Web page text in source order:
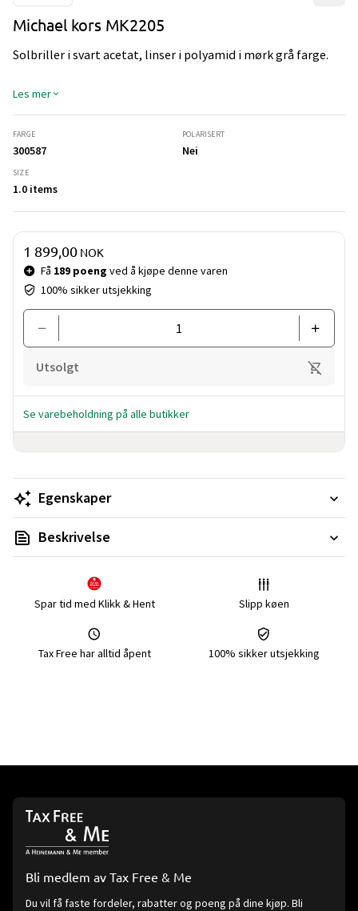
Michael kors MK2205
Solbriller i svart acetat, linser i polyamid i mørk grå farge.
Les mer
FARGE
300587
POLARISERT
Nei
SIZE
1.0 items
Pris og mengde
Få 189 poeng ved å kjøpe denne varen
100% sikker utsjekking
1 899,00 NOK
Utsolgt
Se varebeholdning på alle butikker
Egenskaper
Beskrivelse
Spar tid med Klikk & Hent Slipp køen
Tax Free har alltid åpent 100% sikker utsjekking
Bli medlem av Tax Free & Me
Du vil få faste fordeler, rabatter og poeng på dine kjøp. Bli